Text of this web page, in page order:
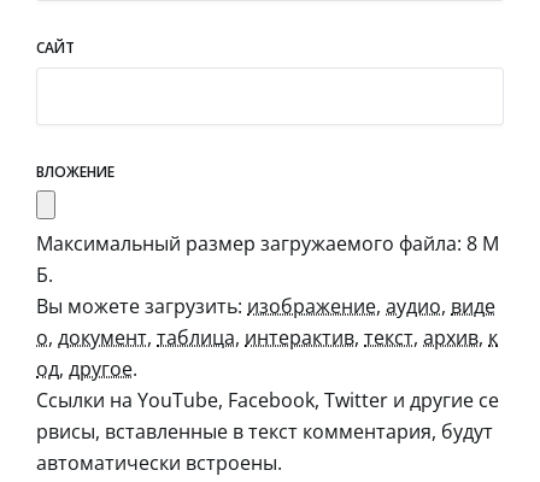
САЙТ
ВЛОЖЕНИЕ
Максимальный размер загружаемого файла: 8 М
Б.
Вы можете загрузить: изображение, аудио, виде
о, документ, таблица, интерактив, текст, архив, к
од, другое.
Ссылки на YouTube, Facebook, Twitter и другие се
рвисы, вставленные в текст комментария, будут
автоматически встроены.